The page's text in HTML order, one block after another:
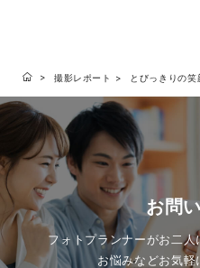
撮影レポート とびっきりの笑
お問
フォトプランナーがお二
お悩みなどお気